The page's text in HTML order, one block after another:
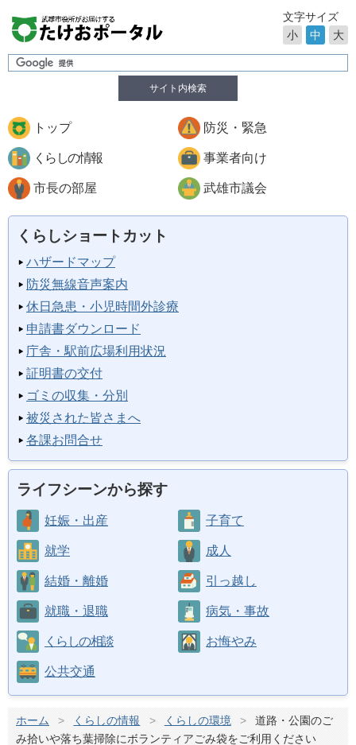
サイト内検索
文字サイズ
小
中 大
トップ 防災・緊急
くらしの情報 事業者向け
市長の部屋 武雄市議会
くらしショートカット
ハザードマップ
防災無線音声案内
休日急患・小児時間外診療
申請書ダウンロード
庁舎・駅前広場利用状況
証明書の交付
ゴミの収集・分別
被災された皆さまへ
各課お問合せ
ライフシーンから探す
妊娠・出産 子育て
就学 成人
結婚・離婚 引っ越し
就職・退職 病気・事故
くらしの相談 お悔やみ
公共交通
ホーム > くらしの情報 > くらしの環境 >
道路・公園のご
み拾いや落ち葉掃除にボランティアごみ袋をご利用ください